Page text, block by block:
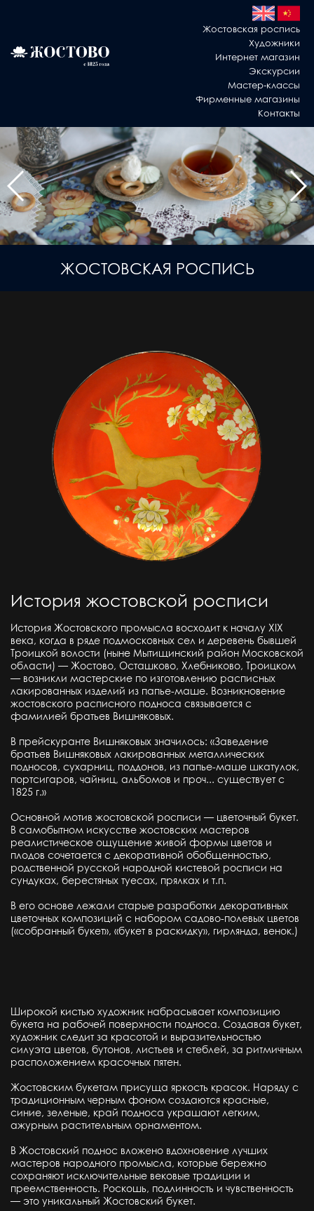
Жостовская роспись
Художники
Интернет магазин
Экскурсии
Мастер-классы
Фирменные магазины
Контакты
ЖОСТОВСКАЯ РОСПИСЬ
История жостовской росписи
История Жостовского промысла восходит к началу ХIХ
века, когда в ряде подмосковных сел и деревень бывшей
Троицкой волости (ныне Мытищинский район Московской
области) — Жостово, Осташково, Хлебниково, Троицком
— возникли мастерские по изготовлению расписных
лакированных изделий из папье-маше. Возникновение
жостовского расписного подноса связывается с
фамилией братьев Вишняковых.
В прейскуранте Вишняковых значилось: «Заведение
братьев Вишняковых лакированных металлических
подносов, сухарниц, поддонов, из папье-маше шкатулок,
портсигаров, чайниц, альбомов и проч... существует с
1825 г.»
Основной мотив жостовской росписи — цветочный букет.
В самобытном искусстве жостовских мастеров
реалистическое ощущение живой формы цветов и
плодов сочетается с декоративной обобщенностью,
родственной русской народной кистевой росписи на
сундуках, берестяных туесах, прялках и т.п.
В его основе лежали старые разработки декоративных
цветочных композиций с набором садово-полевых цветов
(«собранный букет», «букет в раскидку», гирлянда, венок.)
Широкой кистью художник набрасывает композицию
букета на рабочей поверхности подноса. Создавая букет,
художник следит за красотой и выразительностью
силуэта цветов, бутонов, листьев и стеблей, за ритмичным
расположением красочных пятен.
Жостовским букетам присуща яркость красок. Наряду с
традиционным черным фоном создаются красные,
синие, зеленые, край подноса украшают легким,
ажурным растительным орнаментом.
В Жостовский поднос вложено вдохновение лучших
мастеров народного промысла, которые бережно
сохраняют исключительные вековые традиции и
преемственность. Роскошь, подлинность и чувственность
— это уникальный Жостовский букет.